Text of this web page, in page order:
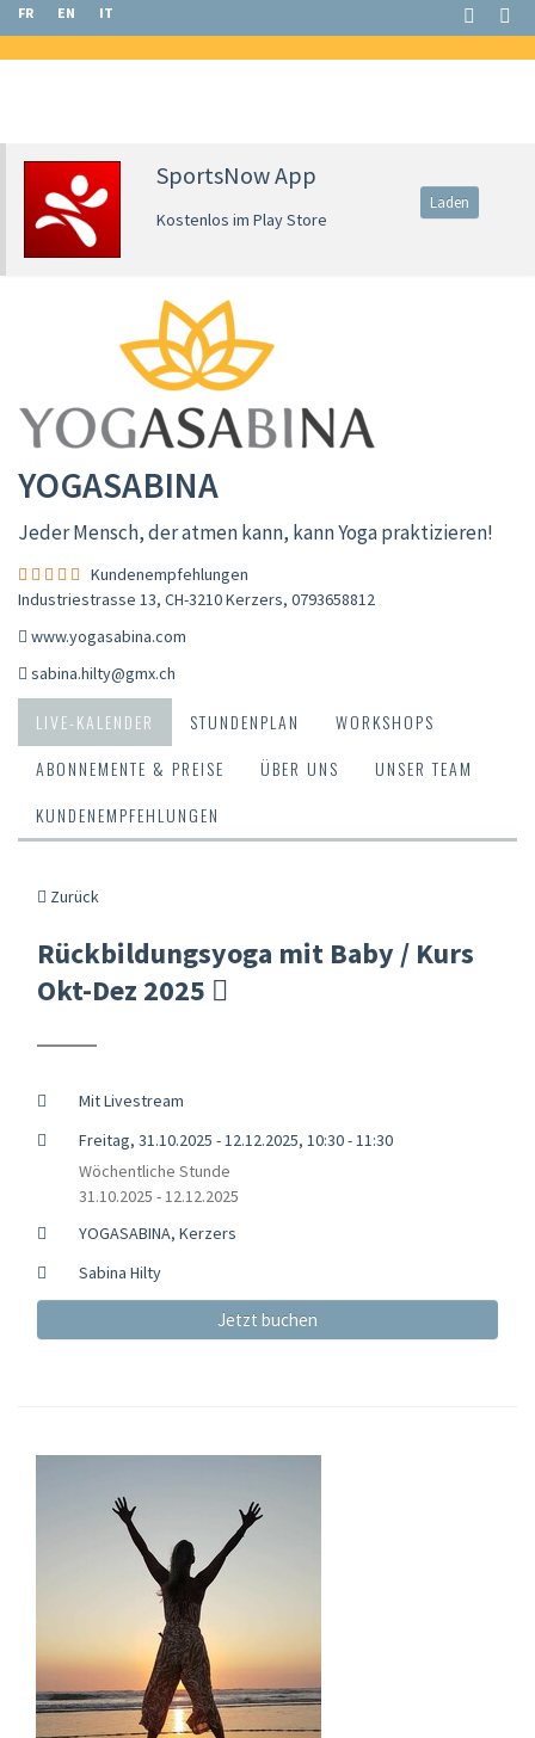
FR EN IT
SportsNow App
Kostenlos im Play Store
Laden
YOGASABINA
Jeder Mensch, der atmen kann, kann Yoga praktizieren!
Kundenempfehlungen
Industriestrasse 13, CH-3210 Kerzers, 0793658812
www.yogasabina.com
sabina.hilty@gmx.ch
LIVE-KALENDER STUNDENPLAN
WORKSHOPS
ABONNEMENTE & PREISE
ÜBER UNS
UNSER TEAM
KUNDENEMPFEHLUNGEN
Zurück
Rückbildungsyoga mit Baby / Kurs
Okt-Dez 2025
Mit Livestream
Freitag, 31.10.2025 - 12.12.2025, 10:30 - 11:30
Wöchentliche Stunde
31.10.2025 - 12.12.2025
YOGASABINA, Kerzers
Sabina Hilty
Jetzt buchen